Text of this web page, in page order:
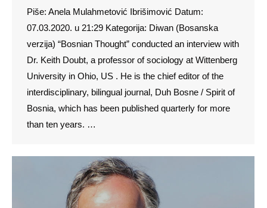
Piše: Anela Mulahmetović Ibrišimović Datum:
07.03.2020. u 21:29 Kategorija: Diwan (Bosanska
verzija) “Bosnian Thought” conducted an interview with
Dr. Keith Doubt, a professor of sociology at Wittenberg
University in Ohio, US . He is the chief editor of the
interdisciplinary, bilingual journal, Duh Bosne / Spirit of
Bosnia, which has been published quarterly for more
than ten years. …